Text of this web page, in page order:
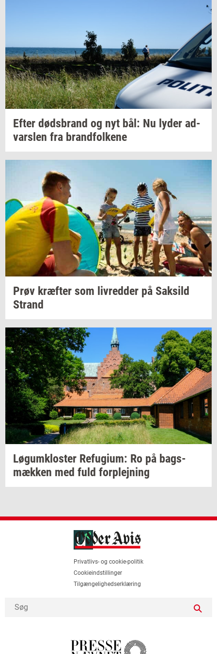
Efter døds­brand og nyt bål: Nu lyder ad­
vars­len fra brand­fol­ke­ne
Prøv kræf­ter som liv­red­der på Sak­sild
Strand
Løgum­klo­ster Re­fu­gi­um: Ro på bags­
mæk­ken med fuld for­plej­ning
Privatlivs- og cookie-politik
Cookieindstillinger
Tilgængelighedserklæring